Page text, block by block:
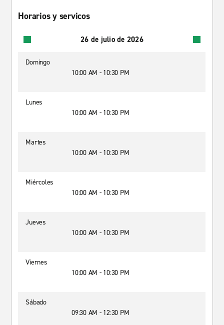
Horarios y servicos
26 de julio de 2026
Domingo
10:00 AM - 10:30 PM
Lunes
10:00 AM - 10:30 PM
Martes
10:00 AM - 10:30 PM
Miércoles
10:00 AM - 10:30 PM
Jueves
10:00 AM - 10:30 PM
Viernes
10:00 AM - 10:30 PM
Sábado
09:30 AM - 12:30 PM